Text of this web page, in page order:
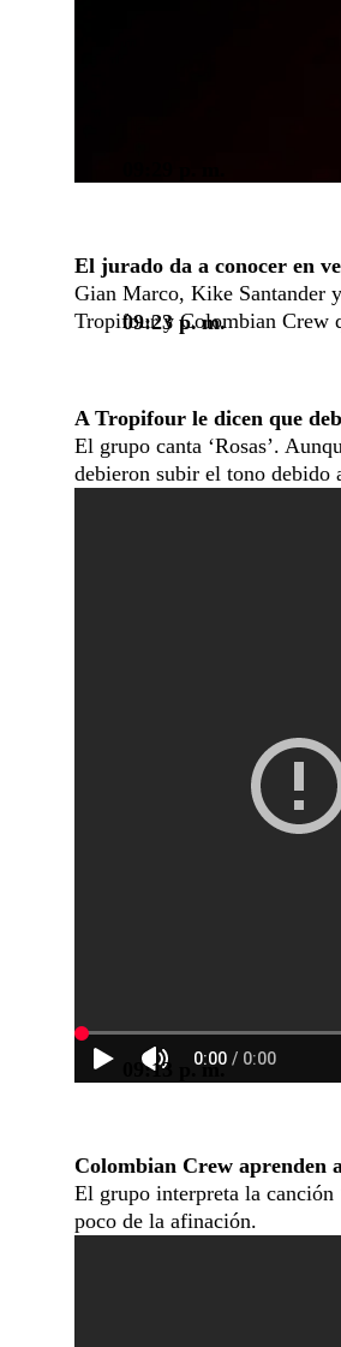
El jurado da a conocer en
Gian Marco, Kike Santander
Tropifour y Colombian Crew
09:23 p. m.
A Tropifour le dicen que
El grupo canta ‘Rosas’.
debieron subir el tono debido
09:13 p. m.
Colombian Crew aprenden
El grupo interpreta la canción
poco de la afinación.